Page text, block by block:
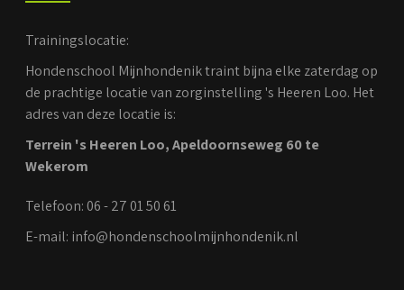
Trainingslocatie:
Hondenschool Mijnhondenik traint bijna elke zaterdag op
de prachtige locatie van zorginstelling 's Heeren Loo. Het
adres van deze locatie is:
Terrein 's Heeren Loo, Apeldoornseweg 60 te
Wekerom
Telefoon: 06 - 27 01 50 61
E-mail: info@hondenschoolmijnhondenik.nl